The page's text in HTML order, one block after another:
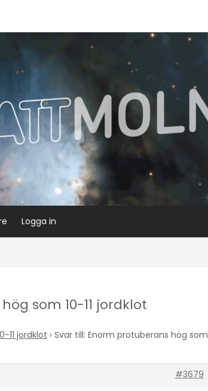
Logga in
som 10-11 jordklot
11 jordklot › Svar till: Enorm protuberans hög som
#3679